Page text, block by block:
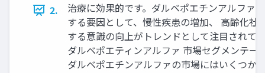
2.
治療に効果的です。ダルベポエチンアルファ
する要因として、慢性疾患の増加、 高齢化
する意識の向上がトレンドとして注目されて
ダルベポエティンアルファ 市場セグメンテ
ダルベポエチンアルファの市場にはいくつか